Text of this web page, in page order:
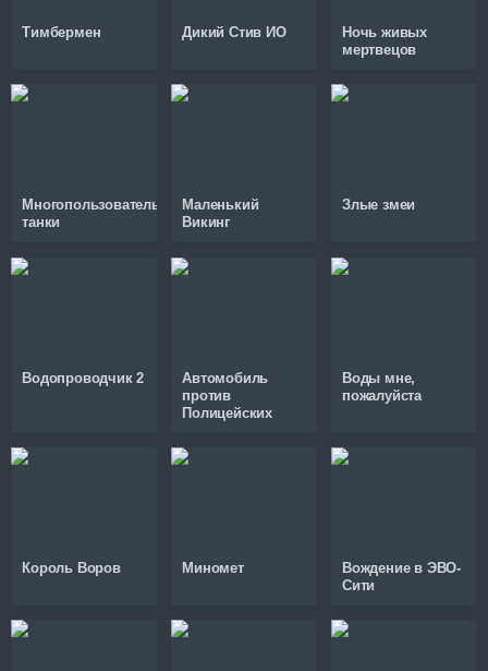
Тимбермен Дикий Стив ИО
Ночь живых
мертвецов
Многопользовательские
танки
Маленький
Викинг
Злые змеи
Водопроводчик 2
Автомобиль
против
Полицейских
Воды мне,
пожалуйста
Король Воров Миномет
Вождение в ЭВО-
Сити